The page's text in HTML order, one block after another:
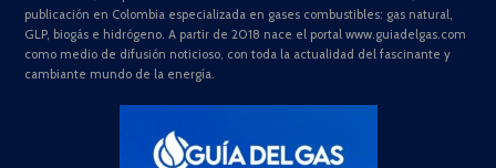
publicación en Colombia especializada en gases combustibles: gas natural,
GLP, biogás e hidrógeno. A partir de 2018 nace el portal www.guiadelgas.com
como medio de difusión noticioso, con toda la actualidad del fascinante y
cambiante mundo de la energía.